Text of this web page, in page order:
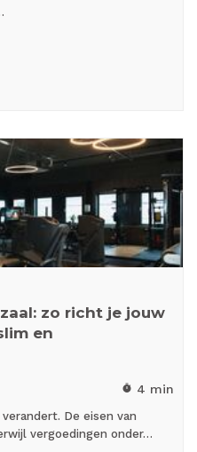
zo richt je jouw
en
timer 4 min
De eisen van
vergoedingen onder…